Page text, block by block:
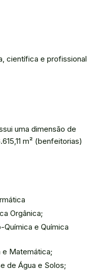
científica e profissional
uma dimensão de
m² (benfeitorias)
Orgânica;
Química e Química
e Matemática;
de Água e Solos;